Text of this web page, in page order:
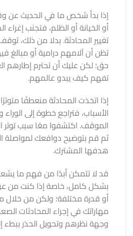
إذا بدأ شخص ما في الحديث عن
أو الخيانة أو الظلم، فتجنب
تغيير المحادثة. بدلا من ذلك،
تظن أن آلامهم درامية أو مبالغ
حق؛ لكن عليك أن تحترم إطارهم
تفهم كيف يبدو عالمهم.
إذا اتخذت المحادثة منعطفًا
الأسباب، فتراجع خطوة إلى
الموقف. اكتشفوا معًا سبب توتر
ثم قم بتوضيح دوافعك لمواصلة
هدفها المشترك.
قد لا تتمكن أبدًا من فهم ما
بشكل كامل، خاصة إذا كنت من
أو قدرة مختلفة؛ ولكن من
مهاراتك في إجراء المحادثات
وجهة نظرهم وتحويل الحذر ببطء